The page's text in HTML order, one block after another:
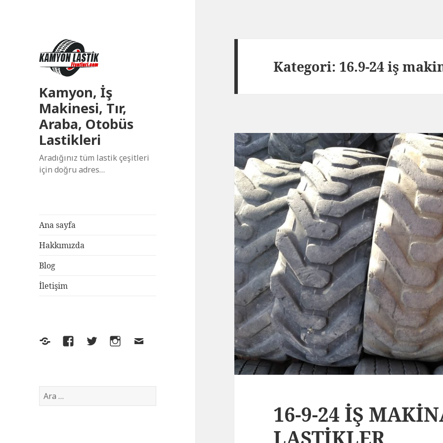
Kamyon, İş
Makinesi, Tır,
Araba, Otobüs
Lastikleri
Aradığınız tüm lastik çeşitleri
için doğru adres…
Ana sayfa
Hakkımızda
Blog
İletişim
Yelp FacebookTwitterInstagram
E-
Arama:
Kategori: 16.9-24 iş
16-9-24 İŞ
LASTİKLER